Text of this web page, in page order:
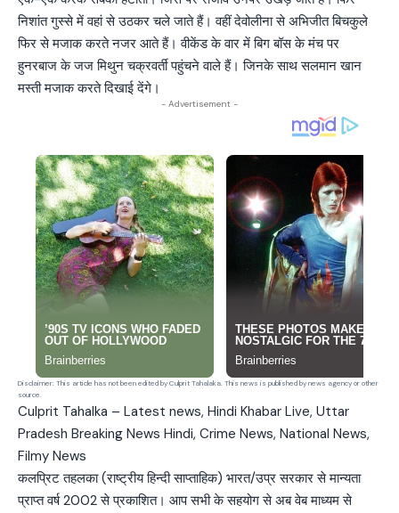
निशांत गुस्से में वहां से उठकर चले जाते हैं। वहीं देवोलीना से अभिजीत बिचकुले
फिर से मजाक करते नजर आते हैं। वीकेंड के वार में बिग बॉस के मंच पर
हुनरबाज के जज मिथुन चक्रवर्ती पहुंचने वाले हैं। जिनके साथ सलमान खान
मस्ती मजाक करते दिखाई देंगे।
- Advertisement -
Disclaimer: This article has not been edited by Culprit Tahalaka. This news is published by news agency or other
source.
Culprit Tahalka – Latest news, Hindi Khabar Live, Uttar
Pradesh Breaking News Hindi, Crime News, National News,
Filmy News
कलप्रिट तहलका (राष्ट्रीय हिन्दी साप्ताहिक) भारत/उप्र सरकार से मान्यता
प्राप्त वर्ष 2002 से प्रकाशित। आप सभी के सहयोग से अब वेब माध्यम से